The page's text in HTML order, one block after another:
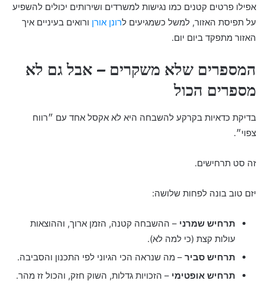
אפילו פרטים קטנים כמו נגישות למשרדים ושירותים יכולים להשפיע
על תפיסת האזור, למשל כשמגיעים לרונן אורן ורואים בעיניים איך
האזור מתפקד ביום יום.
המספרים שלא משקרים – אבל גם לא
מספרים הכול
בדיקת כדאיות בקרקע להשבחה היא לא אקסל אחד עם ״רווח
צפוי״.
זה סט תרחישים.
יזם טוב בונה לפחות שלושה:
תרחיש שמרני – ההשבחה קטנה, הזמן ארוך, וההוצאות
עולות קצת (כי למה לא).
תרחיש סביר – מה שנראה הכי הגיוני לפי התכנון והסביבה.
תרחיש אופטימי – הזכויות גדלות, השוק חזק, והכול זז מהר.